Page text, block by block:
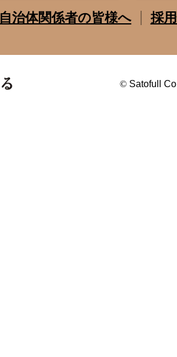
自治体関係者の皆様へ
採
© Satofull